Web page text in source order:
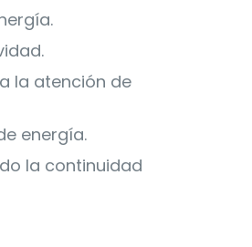
la atención de
energía.
la continuidad